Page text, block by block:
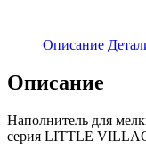
Описание
Описание
Наполнитель для
серия LITTLE